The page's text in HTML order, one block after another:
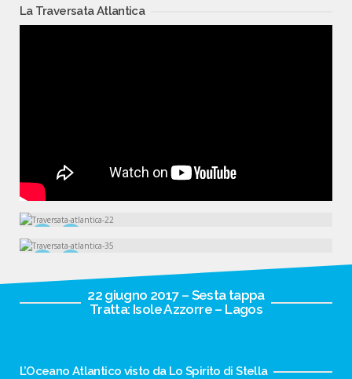
La Traversata Atlantica
22 giugno 2017 – Sesta tappa
Tratta: Isole Azzorre – Lagos
L’Oceano Atlantico visto da Lo Spirito di Stella